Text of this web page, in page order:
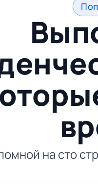
на сто